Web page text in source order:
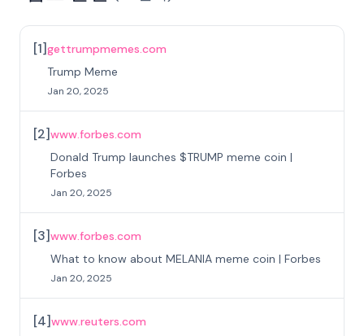
[1]gettrumpmemes.com
Trump Meme
Jan 20, 2025
[2]www.forbes.com
Donald Trump launches $TRUMP meme coin |
Forbes
Jan 20, 2025
[3]www.forbes.com
What to know about MELANIA meme coin | Forbes
Jan 20, 2025
[4]www.reuters.com